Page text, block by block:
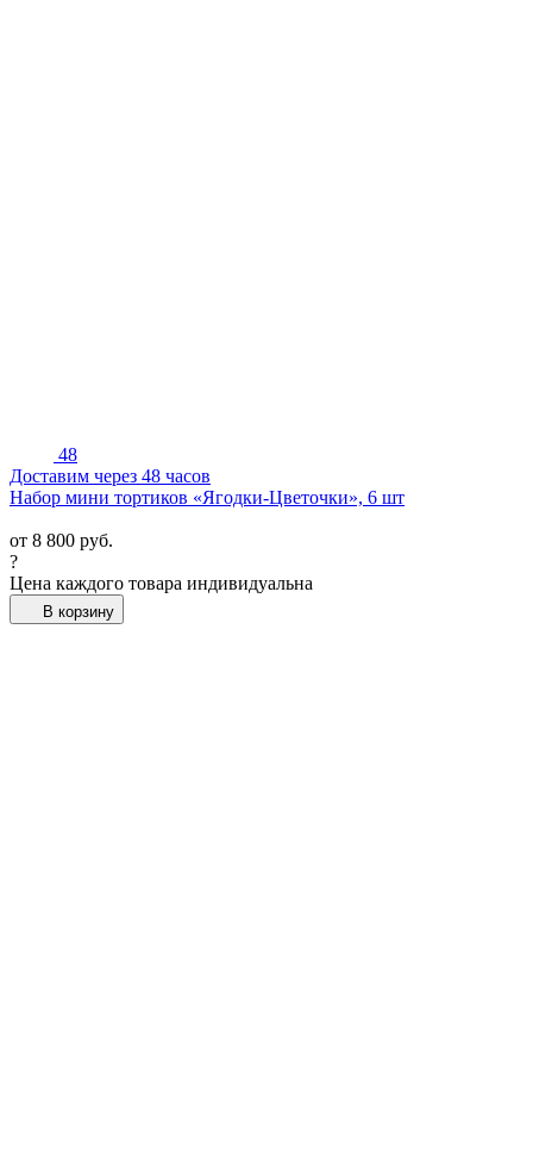
48
Доставим через 48 часов
Набор мини тортиков «Ягодки-Цветочки», 6 шт
от 8 800 руб.
?
Цена каждого товара индивидуальна
В корзину